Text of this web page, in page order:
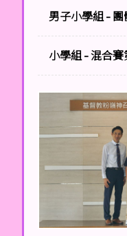
男子小學組 - 團
小學組 - 混合賽